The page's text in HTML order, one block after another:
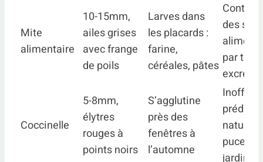
Mite
alimentaire
10-15mm,
ailes grises
avec frange
de poils
Larves dans
les placards :
farine,
céréales, pâtes
des
par
Coccinelle
5-8mm,
élytres
rouges à
points noirs
S’agglutine
près des
fenêtres à
l’automne
naturel
jardin